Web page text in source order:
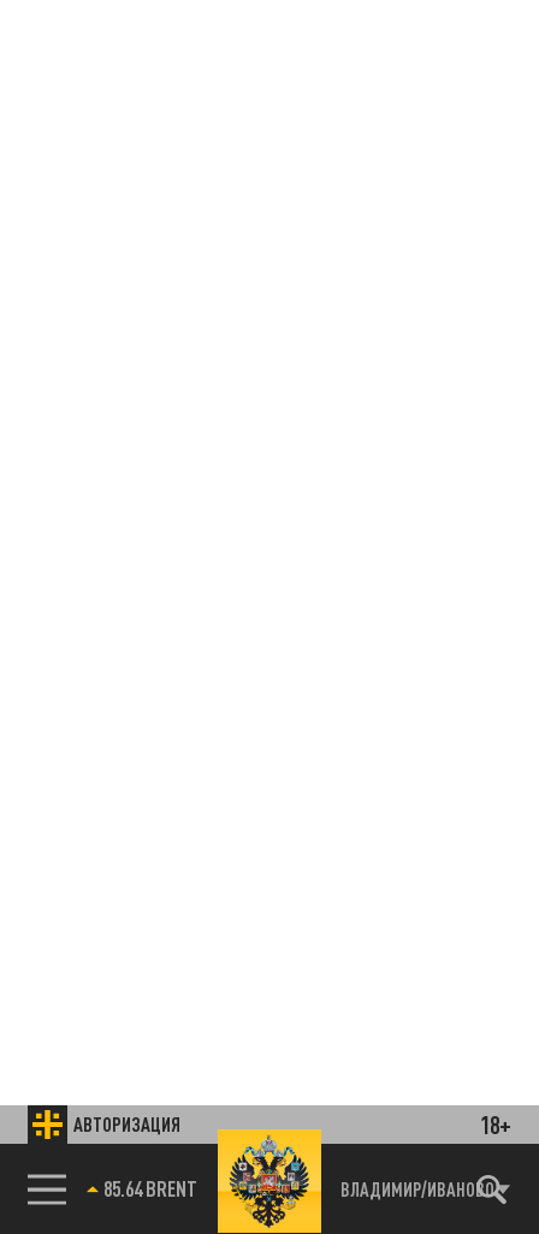
АВТОРИЗАЦИЯ 18+
85.64 BRENT ВЛАДИМИР/ИВАНОВО